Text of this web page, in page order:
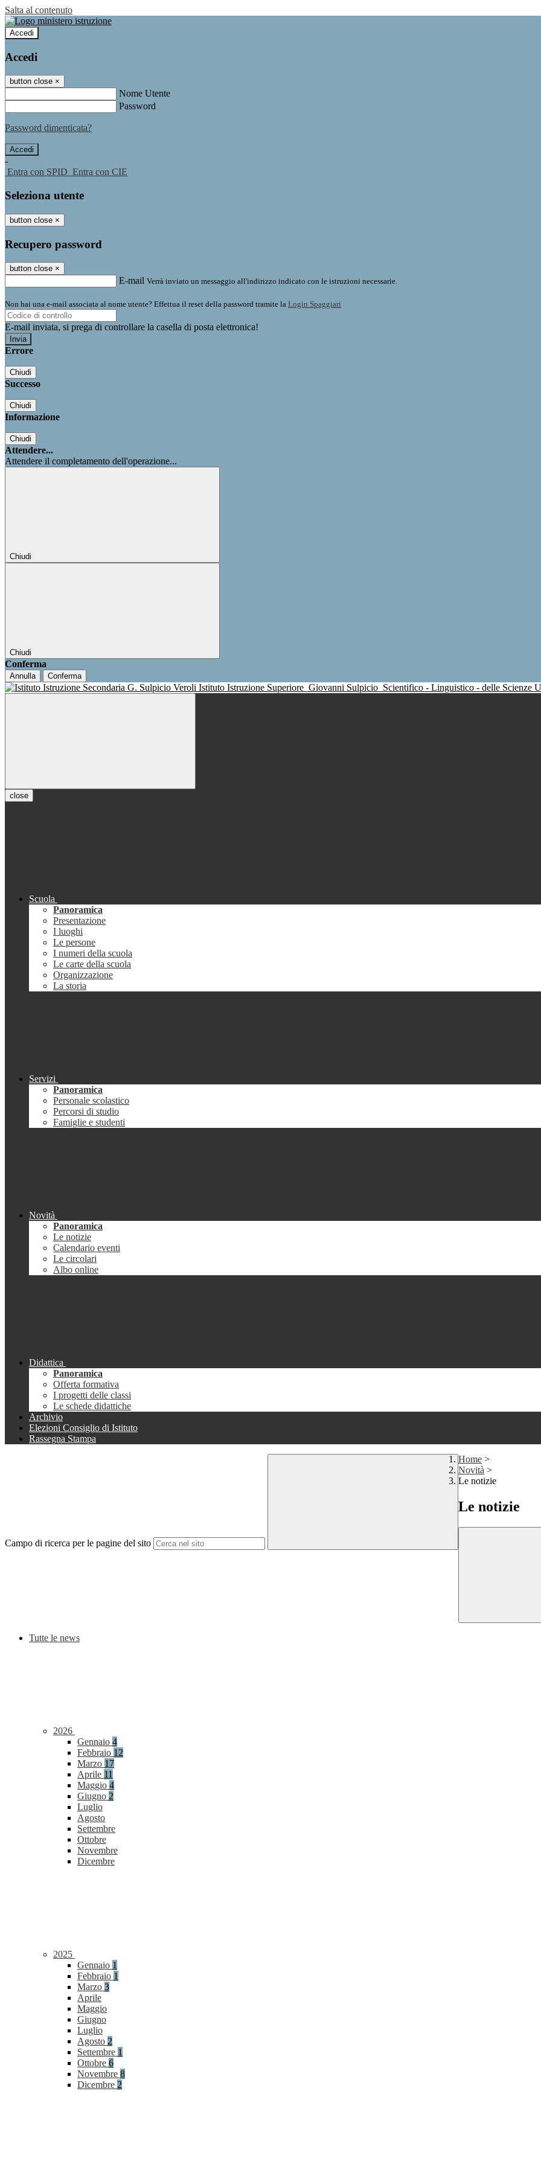
Salta al contenuto
Accedi
Accedi
button close ×
Nome Utente
Password
Password dimenticata?
-
Entra con SPID Entra con CIE
Seleziona utente
button close ×
Recupero password
button close ×
E-mail Verrà inviato un messaggio all'indirizzo indicato con le istruzioni necessarie.
Non hai una e-mail associata al nome utente? Effettua il reset della password tramite la Login Spaggiari
E-mail inviata, si prega di controllare la casella di posta elettronica!
Errore
Chiudi
Successo
Chiudi
Informazione
Chiudi
Attendere...
Attendere il completamento dell'operazione...
Chiudi
Chiudi
Conferma
Annulla Conferma
Istituto Istruzione Superiore Giovanni Sulpicio Scientifico - Linguistico - delle Scienze
close
Scuola
Panoramica
Presentazione
I luoghi
Le persone
I numeri della scuola
Le carte della scuola
Organizzazione
La storia
Servizi
Panoramica
Personale scolastico
Percorsi di studio
Famiglie e studenti
Novità
Panoramica
Le notizie
Calendario eventi
Le circolari
Albo online
Didattica
Panoramica
Offerta formativa
I progetti delle classi
Le schede didattiche
Archivio
Elezioni Consiglio di Istituto
Rassegna Stampa
Campo di ricerca per le pagine del sito
Home >
Novità >
Le notizie
Le notizie
Tutte le news
2026
Gennaio 4
Febbraio 12
Marzo 17
Aprile 11
Maggio 4
Giugno 2
Luglio
Agosto
Settembre
Ottobre
Novembre
Dicembre
2025
Gennaio 1
Febbraio 1
Marzo 3
Aprile
Maggio
Giugno
Luglio
Agosto 2
Settembre 1
Ottobre 6
Novembre 8
Dicembre 2